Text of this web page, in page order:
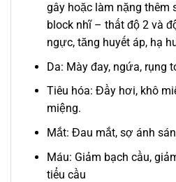
gây hoặc làm nặng thêm
block nhĩ – thất độ 2 và
ngực, tăng huyết áp, hạ
Da: Mày đay, ngứa, rụng
Tiêu hóa: Đầy hơi, khô
miệng.
Mắt: Đau mắt, sợ ánh
Máu: Giảm bạch cầu,
tiểu cầu